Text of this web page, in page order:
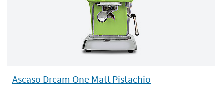
Ascaso Dream One Matt Pistachio